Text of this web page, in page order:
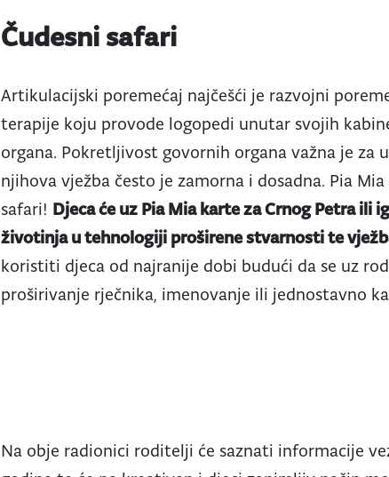
Čudesni safari
Artikulacijski poremećaj najčešći je razvojni
terapije koju provode logopedi unutar svojih
organa. Pokretljivost govornih organa važna je za
njihova vježba često je zamorna i dosadna. Pia
safari! Djeca će uz Pia Mia karte za Crnog Petra
životinja u tehnologiji proširene stvarnosti te
koristiti djeca od najranije dobi budući da se uz
proširivanje rječnika, imenovanje ili jednostavno
Na obje radionici roditelji će saznati informacije